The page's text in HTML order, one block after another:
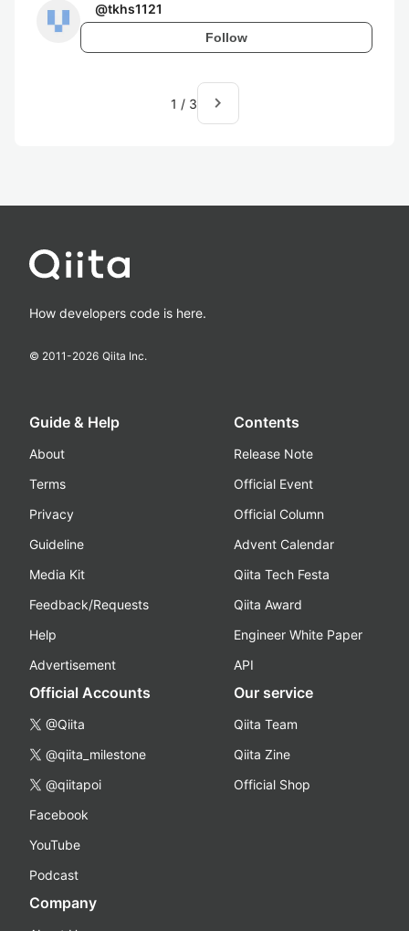
@tkhs1121
Follow
1 / 3 navigate_next
How developers code is here.
© 2011-2026 Qiita Inc.
Guide & Help
About
Terms
Privacy
Guideline
Media Kit
Feedback/Requests
Help
Advertisement
Contents
Release Note
Official Event
Official Column
Advent Calendar
Qiita Tech Festa
Qiita Award
Engineer White Paper
API
Official Accounts
@Qiita
@qiita_milestone
@qiitapoi
Facebook
YouTube
Podcast
Our service
Qiita Team
Qiita Zine
Official Shop
Company